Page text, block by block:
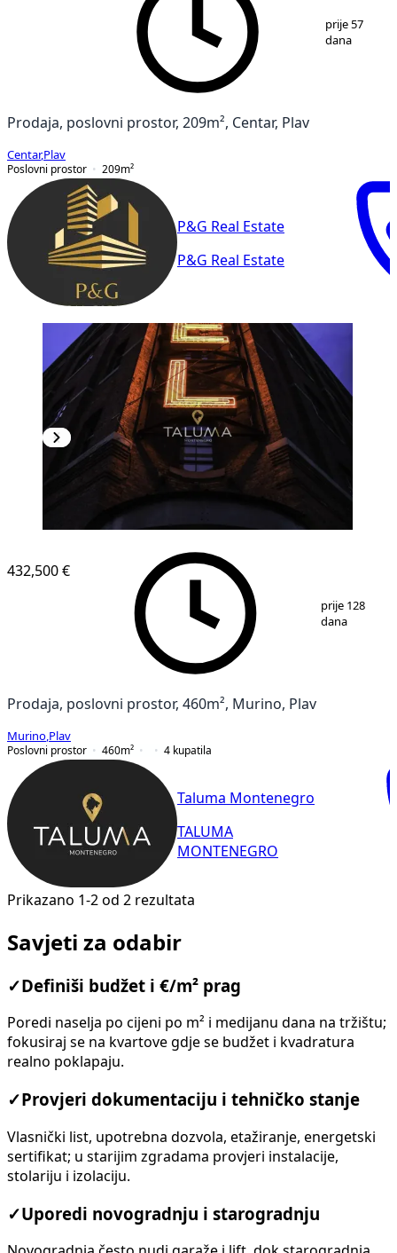
prije 57
dana
Prodaja, poslovni prostor, 209m², Centar, Plav
Centar,Plav
Poslovni prostor
209m²
P&G Real Estate
P&G Real Estate
15
432,500 €
prije 128
dana
Prodaja, poslovni prostor, 460m², Murino, Plav
Murino Plav
Poslovni prostor
460m² 4 kupatila
Taluma Montenegro
TALUMA
MONTENEGRO
Prikazano 1-2 od 2 rezultata
Savjeti za odabir
✓ Definiši budžet i €/m² prag
Poredi naselja po cijeni po m² i medijanu dana na tržištu;
fokusiraj se na kvartove gdje se budžet i kvadratura
realno poklapaju.
✓ Provjeri dokumentaciju i tehničko stanje
Vlasnički list, upotrebna dozvola, etažiranje, energetski
sertifikat; u starijim zgradama provjeri instalacije,
stolariju i izolaciju.
✓Uporedi novogradnju i starogradnju